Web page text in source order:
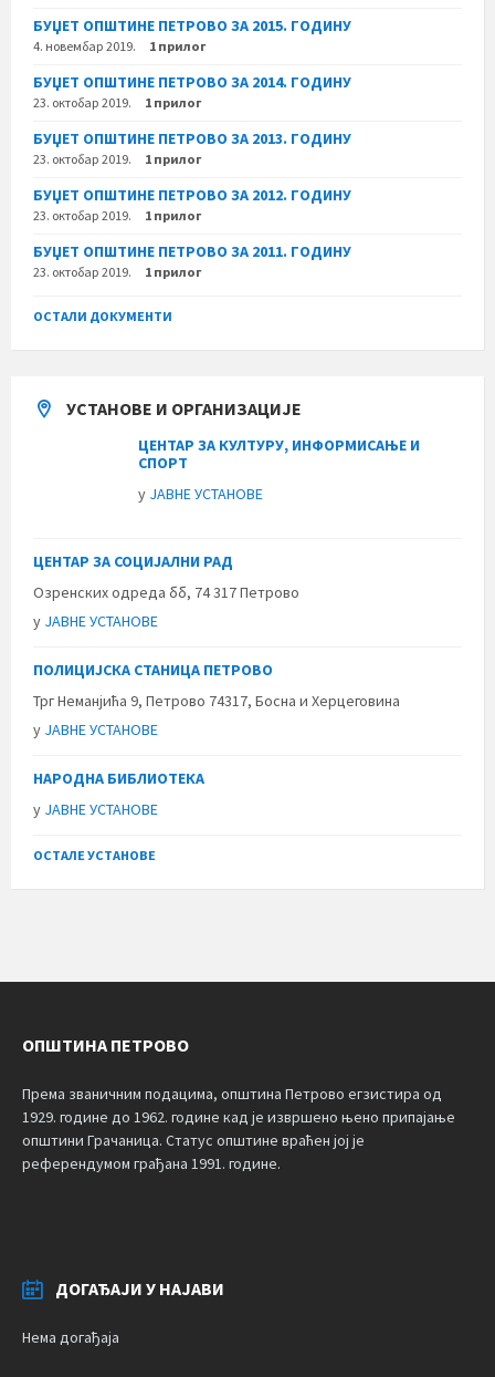
БУЏЕТ ОПШТИНЕ ПЕТРОВО ЗА 2015. ГОДИНУ
4. новембар 2019. 1 прилог
БУЏЕТ ОПШТИНЕ ПЕТРОВО ЗА 2014. ГОДИНУ
23. октобар 2019. 1 прилог
БУЏЕТ ОПШТИНЕ ПЕТРОВО ЗА 2013. ГОДИНУ
23. октобар 2019. 1 прилог
БУЏЕТ ОПШТИНЕ ПЕТРОВО ЗА 2012. ГОДИНУ
23. октобар 2019. 1 прилог
БУЏЕТ ОПШТИНЕ ПЕТРОВО ЗА 2011. ГОДИНУ
23. октобар 2019. 1 прилог
ОСТАЛИ ДОКУМЕНТИ
УСТАНОВЕ И ОРГАНИЗАЦИЈЕ
ЦЕНТАР ЗА КУЛТУРУ, ИНФОРМИСАЊЕ И
СПОРТ
у ЈАВНЕ УСТАНОВЕ
ЦЕНТАР ЗА СОЦИЈАЛНИ РАД
Озренских одреда бб, 74 317 Петрово
у ЈАВНЕ УСТАНОВЕ
ПОЛИЦИЈСКА СТАНИЦА ПЕТРОВО
Трг Неманјића 9, Петрово 74317, Босна и Херцеговина
у ЈАВНЕ УСТАНОВЕ
НАРОДНА БИБЛИОТЕКА
у ЈАВНЕ УСТАНОВЕ
ОСТАЛЕ УСТАНОВЕ
ОПШТИНА ПЕТРОВО
Према званичним подацима, општина Петрово егзистира од
1929. године до 1962. године кад је извршено њено припајање
општини Грачаница. Статус општине враћен јој је
референдумом грађана 1991. године.
ДОГАЂАЈИ У НАЈАВИ
Нема догађаја